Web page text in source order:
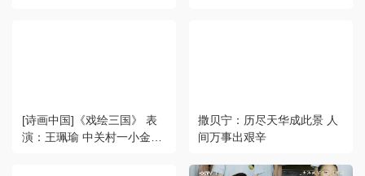
[诗画中国]《戏绘三国》 表
演：王珮瑜 中关村一小金帆
撒贝宁：历尽天华成此景 人
间万事出艰辛